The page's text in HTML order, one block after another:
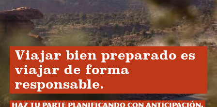
Viajar bien preparado es
viajar de forma
responsable.